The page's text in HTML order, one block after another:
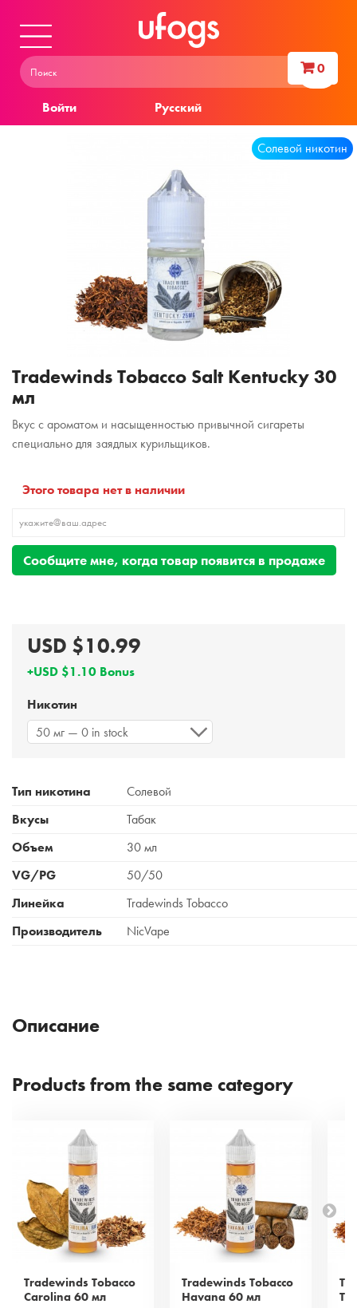
Войти Русский
0
Tradewinds Tobacco Salt Kentucky 30
мл
Вкус с ароматом и насыщенностью привычной сигареты
специально для заядлых курильщиков.
Этого товара нет в наличии
Сообщите мне, когда товар появится в продаже
USD $10.99
+USD $1.10 Bonus
Солевой никотин
Никотин
50 мг — 0 in stock
Тип никотина
Солевой
Вкусы
Табак
Объем
30 мл
VG/PG
50/50
Линейка
Tradewinds Tobacco
Производитель
NicVape
Описание
Products from the same category
Tradewinds Tobacco
Carolina 60 мл
Tradewinds Tobacco
Havana 60 мл